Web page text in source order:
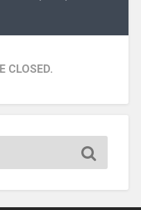
CLOSED.